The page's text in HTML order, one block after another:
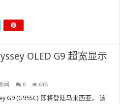
OLED G9 超宽显示
闻 0 615
G9 (G95SC) 即将登陆马来西亚。 该